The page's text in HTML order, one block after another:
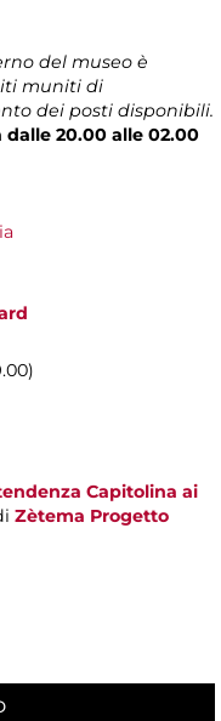
del museo è
muniti di
dei posti disponibili.
dalle 20.00 alle 02.00
Capitolina ai
Zètema Progetto